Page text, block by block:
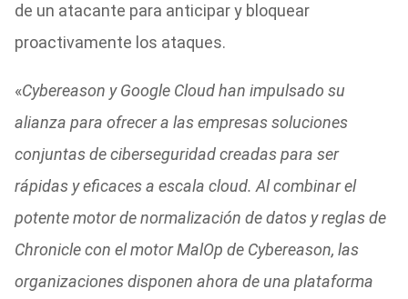
de un atacante para anticipar y bloquear
proactivamente los ataques.
«Cybereason y Google Cloud han impulsado su
alianza para ofrecer a las empresas soluciones
conjuntas de ciberseguridad creadas para ser
rápidas y eficaces a escala cloud. Al combinar el
potente motor de normalización de datos y reglas de
Chronicle con el motor MalOp de Cybereason, las
organizaciones disponen ahora de una plataforma